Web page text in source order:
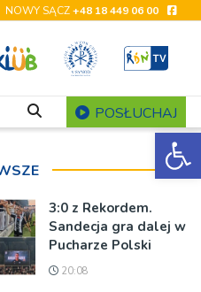
NOWY SĄCZ+48 18 449 06 00
POSŁUCHAJ
3:0 z Rekordem.
Sandecja gra dalej w
Pucharze Polski
20:08